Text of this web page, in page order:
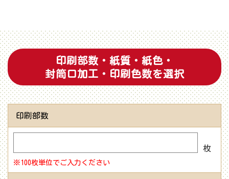
印刷部数・紙質・紙色・
封筒口加工・印刷色数を選択
印刷部数
枚
※100枚単位でご入力ください